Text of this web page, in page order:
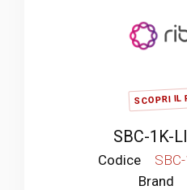
SCOPRI IL
SBC-1K-
Codice
Brand